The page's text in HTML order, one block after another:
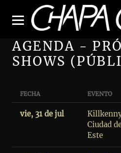
AGENDA -
SHOWS
FECHA EVENTO
vie, 31 de jul
Ciudad
Este